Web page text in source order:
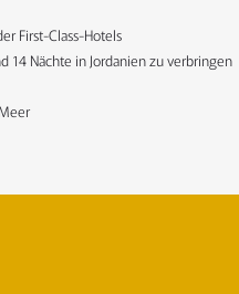
First-Class-Hotels
14 Nächte in Jordanien zu verbringen